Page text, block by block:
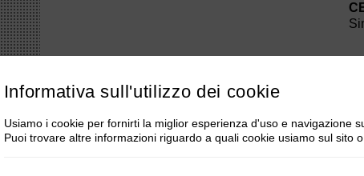
Informativa sull'utilizzo dei cookie
Usiamo i cookie per fornirti la miglior esperienza d'uso e navigazione
Puoi trovare altre informazioni riguardo a quali cookie usiamo sul sito